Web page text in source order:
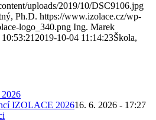
uploads/2019/10/DSC9106.jpg
Ph.D. https://www.izolace.cz/wp-
logo_340.png Ing. Marek
2019-10-04 11:14:23Škola,
IZOLACE 202616. 6. 2026 - 17:27